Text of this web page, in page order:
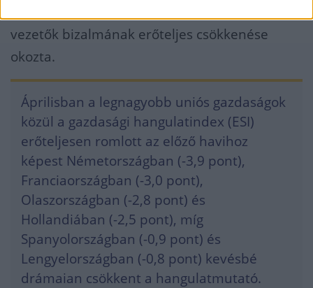
vezetők bizalmának erőteljes csökkenése
okozta.
Áprilisban a legnagyobb uniós gazdaságok
közül a gazdasági hangulatindex (ESI)
erőteljesen romlott az előző havihoz
képest Németországban (-3,9 pont),
Franciaországban (-3,0 pont),
Olaszországban (-2,8 pont) és
Hollandiában (-2,5 pont), míg
Spanyolországban (-0,9 pont) és
Lengyelországban (-0,8 pont) kevésbé
drámaian csökkent a hangulatmutató.